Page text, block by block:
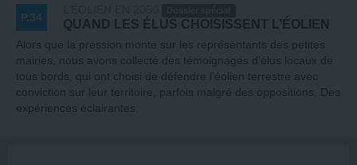
P.34 QUAND LES ÉLUS CHOISISSENT L’ÉOLIEN
Alors que la pression monte sur les représentants des petites
mairies, nous avons collecté des témoignages d’élus locaux de
tous bords, qui ont choisi de défendre l’éolien terrestre avec
conviction sur leur territoire, parfois malgré des oppositions. Des
expériences éclairantes.